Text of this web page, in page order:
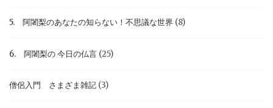
5. 阿闍梨のあなたの知らない！不思議な世界 (8)
6. 阿闍梨の 今日の仏言 (25)
僧侶入門 さまざま雑記 (3)